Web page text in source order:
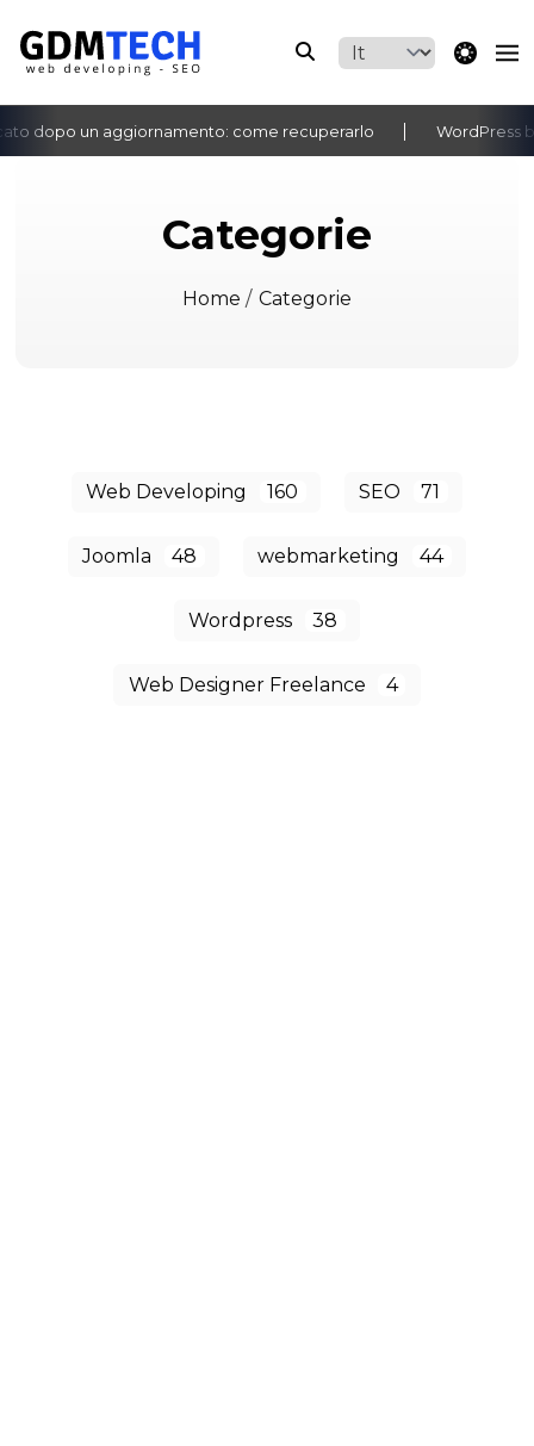
theme
dopo un aggiornamento: come recuperarlo WordPress
‹ ›
Categorie
Home / Categorie
Web Developing 160 SEO 71
Joomla 48 webmarketing 44
Wordpress 38
Web Designer Freelance 4